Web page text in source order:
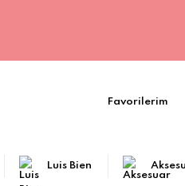
Favorilerim
Luis Bien